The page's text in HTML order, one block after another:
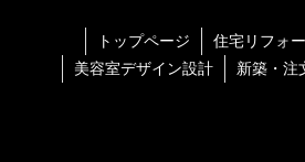
トップページ 住宅リフォ
美容室デザイン設計
新築・注